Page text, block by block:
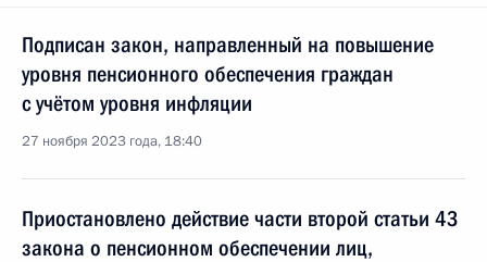
Подписан закон, направленный на повышение
уровня пенсионного обеспечения граждан
с учётом уровня инфляции
27 ноября 2023 года, 18:40
Приостановлено действие части второй статьи 43
закона о пенсионном обеспечении лиц,